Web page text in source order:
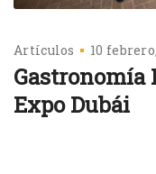
Artículos 10
Gastronomía
Expo Dubái